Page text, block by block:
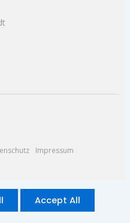
Impressum
Accept All